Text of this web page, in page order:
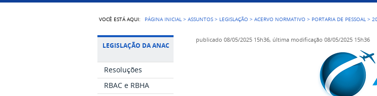
VOCÊ ESTÁ AQUI: PÁGINA INICIAL >ASSUNTOS > LEGISLAÇÃO >ACERVO NORMATIVO > PORTARIA DE PESSOAL >
LEGISLAÇÃO DA ANAC
Resoluções
RBAC e RBHA
publicado 08/05/2025 15h36, última modificação 08/05/2025 15h36